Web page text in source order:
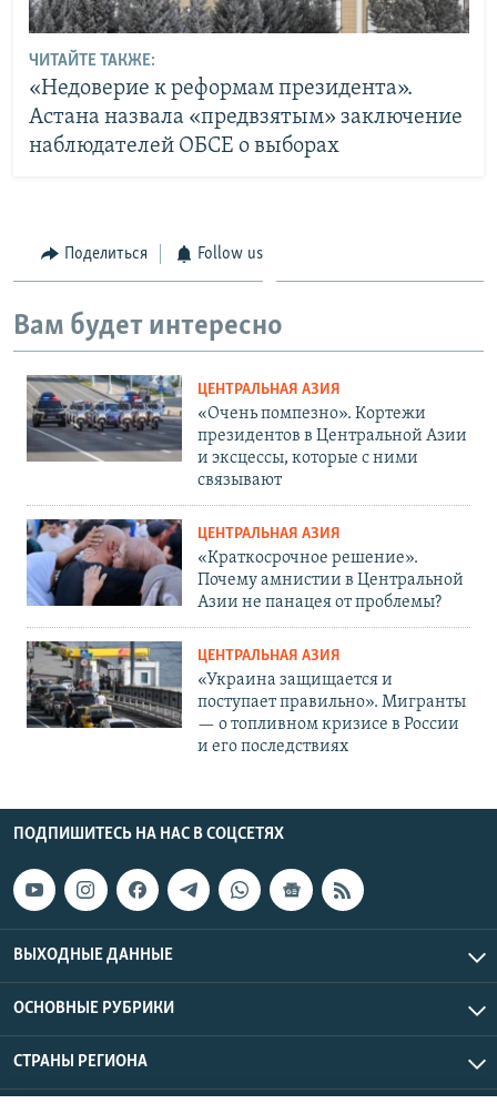
ЧИТАЙТЕ ТАКЖЕ:
«Недоверие к реформам президента».
Астана назвала «предвзятым» заключение
наблюдателей ОБСЕ о выборах
Поделиться Follow us
Вам будет интересно
ЦЕНТРАЛЬНАЯ АЗИЯ
«Очень помпезно». Кортежи
президентов в Центральной Азии
и эксцессы, которые с ними
связывают
ЦЕНТРАЛЬНАЯ АЗИЯ
«Краткосрочное решение».
Почему амнистии в Центральной
Азии не панацея от проблемы?
ЦЕНТРАЛЬНАЯ АЗИЯ
«Украина защищается и
поступает правильно». Мигранты
— о топливном кризисе в России
и его последствиях
ПОДПИШИТЕСЬ НА НАС В СОЦСЕТЯХ
ВЫХОДНЫЕ ДАННЫЕ
ОСНОВНЫЕ РУБРИКИ
СТРАНЫ РЕГИОНА